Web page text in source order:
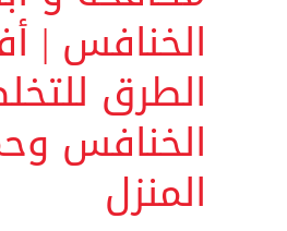
الخنافس |
الطرق
الخنافس
المنزل